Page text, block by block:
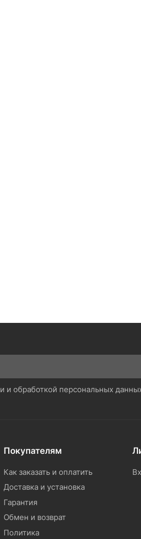
и обработкой персональных
Покупателям
Как заказать и оплатить
Доставка и установка
Гарантия
Обмен и возврат
Политика